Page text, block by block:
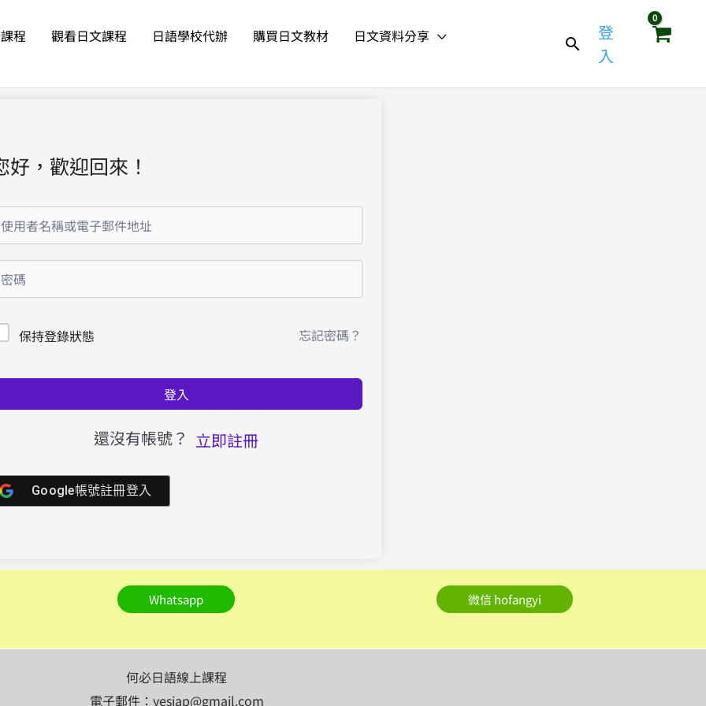
程 觀看日文課程 日語學校代辦 購買日文教材
日文資料分享
登
入
好，歡迎回來！
保持登錄狀態 忘記密碼？
登入
還沒有帳號？ 立即註冊
Google帳號註冊登入
Whatsapp 微信 hofangyi
何必日語線上課程
電子郵件：yesjap@gmail.com